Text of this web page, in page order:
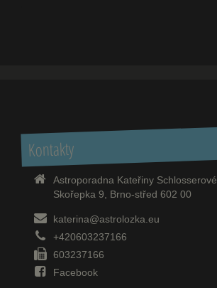
Kontakty
Astroporadna Kateřiny Schlosserové
Skořepka 9, Brno-střed 602 00
katerina@astrolozka.eu
+420603237166
603237166
Facebook